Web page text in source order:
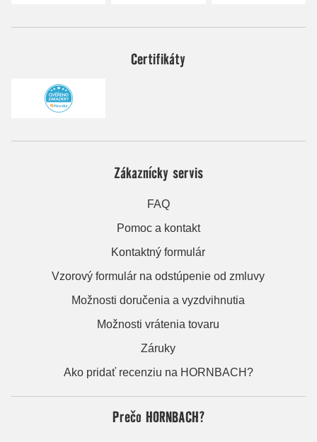
Certifikáty
Zákaznícky servis
FAQ
Pomoc a kontakt
Kontaktný formulár
Vzorový formulár na odstúpenie od zmluvy
Možnosti doručenia a vyzdvihnutia
Možnosti vrátenia tovaru
Záruky
Ako pridať recenziu na HORNBACH?
Prečo HORNBACH?